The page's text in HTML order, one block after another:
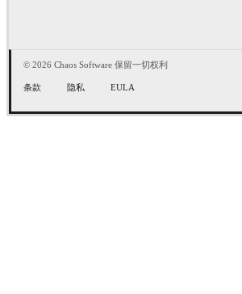
© 2026 Chaos Software 保留一切权利
条款 隐私 EULA